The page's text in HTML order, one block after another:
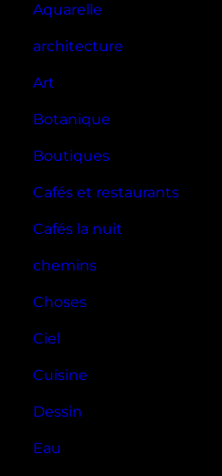
Aquarelle
architecture
Art
Botanique
Boutiques
Cafés et restaurants
Cafés la nuit
chemins
Choses
Ciel
Cuisine
Dessin
Eau